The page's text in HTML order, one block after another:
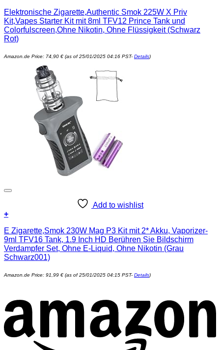
Elektronische Zigarette,Authentic Smok 225W X Priv
Kit,Vapes Starter Kit mit 8ml TFV12 Prince Tank und
Colorfulscreen,Ohne Nikotin, Ohne Flüssigkeit (Schwarz
Rot)
Amazon.de Price: 74,90 € (as of 25/01/2025 04:16 PST- Details)
Add to wishlist
+
E Zigarette,Smok 230W Mag P3 Kit mit 2* Akku, Vaporizer-
9ml TFV16 Tank, 1.9 Inch HD Berühren Sie Bildschirm
Verdampfer Set, Ohne E-Liquid, Ohne Nikotin (Grau
Schwarz001)
Amazon.de Price: 91,99 € (as of 25/01/2025 04:15 PST- Details)